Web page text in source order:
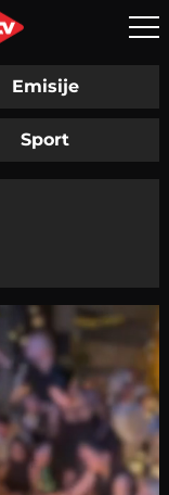
Emisije
Sport